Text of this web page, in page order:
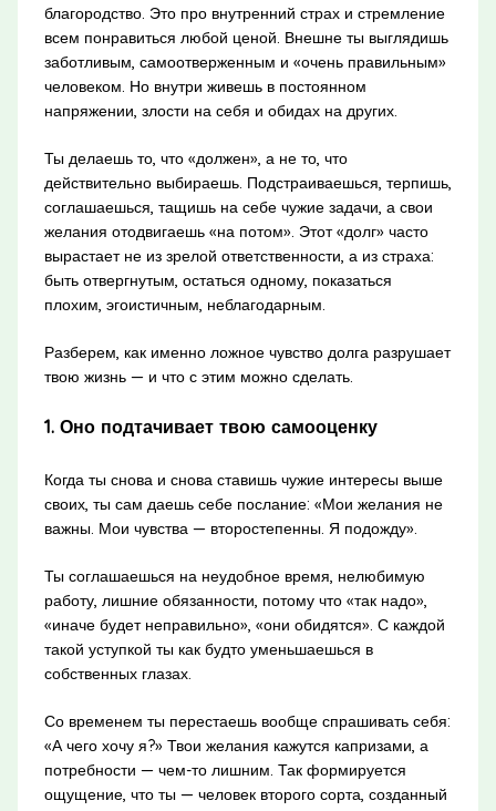
благородство. Это про внутренний страх и стремление
всем понравиться любой ценой. Внешне ты выглядишь
заботливым, самоотверженным и «очень правильным»
человеком. Но внутри живешь в постоянном
напряжении, злости на себя и обидах на других.
Ты делаешь то, что «должен», а не то, что
действительно выбираешь. Подстраиваешься, терпишь,
соглашаешься, тащишь на себе чужие задачи, а свои
желания отодвигаешь «на потом». Этот «долг» часто
вырастает не из зрелой ответственности, а из страха:
быть отвергнутым, остаться одному, показаться
плохим, эгоистичным, неблагодарным.
Разберем, как именно ложное чувство долга разрушает
твою жизнь — и что с этим можно сделать.
1. Оно подтачивает твою самооценку
Когда ты снова и снова ставишь чужие интересы выше
своих, ты сам даешь себе послание: «Мои желания не
важны. Мои чувства — второстепенны. Я подожду».
Ты соглашаешься на неудобное время, нелюбимую
работу, лишние обязанности, потому что «так надо»,
«иначе будет неправильно», «они обидятся». С каждой
такой уступкой ты как будто уменьшаешься в
собственных глазах.
Со временем ты перестаешь вообще спрашивать себя:
«А чего хочу я?» Твои желания кажутся капризами, а
потребности — чем-то лишним. Так формируется
ощущение, что ты — человек второго сорта, созданный